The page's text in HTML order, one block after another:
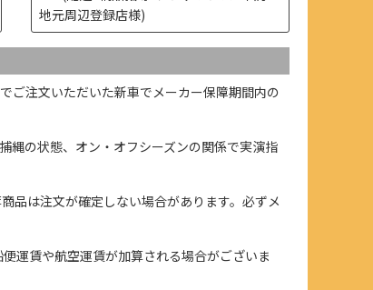
地元周辺登録店様)
ご注文いただいた新車でメーカー保障期間内の
縄の状態、オン・オフシーズンの関係で実演指
品は注文が確定しない場合があります。必ずメ
運賃や航空運賃が加算される場合がございま